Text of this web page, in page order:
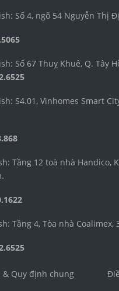
Số 4, ngõ 54 Nguyễn Thị
Số 67 Thuỵ Khuê, Q.
S4.01, Vinhomes Smart
Tầng 12 toà nhà Handico,
Tầng 4, Tòa nhà Coalimex,
& Quy định chung